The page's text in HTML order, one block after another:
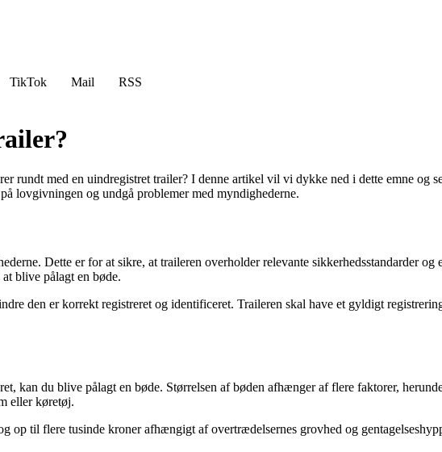
TikTok Mail
RSS
rundt med en uindregistret trailer? I denne artikel vil vi dykke ned i dette emne og
lovgivningen og undgå problemer med myndighederne.
Dette er for at sikre, at traileren overholder relevante sikkerhedsstandarder
blive pålagt en bøde.
den er korrekt registreret og identificeret. Traileren skal have et gyldigt
kan du blive pålagt en bøde. Størrelsen af bøden afhænger af flere faktorer,
eller køretøj.
op til flere tusinde kroner afhængigt af overtrædelsernes grovhed og